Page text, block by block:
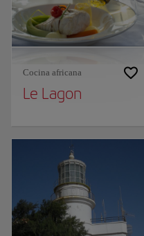
Cocina africana
Le Lagon